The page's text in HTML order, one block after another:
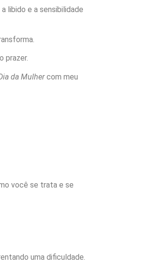
libido e a sensibilidade
prazer.
da Mulhercom meu
você se trata e se
uma dificuldade.